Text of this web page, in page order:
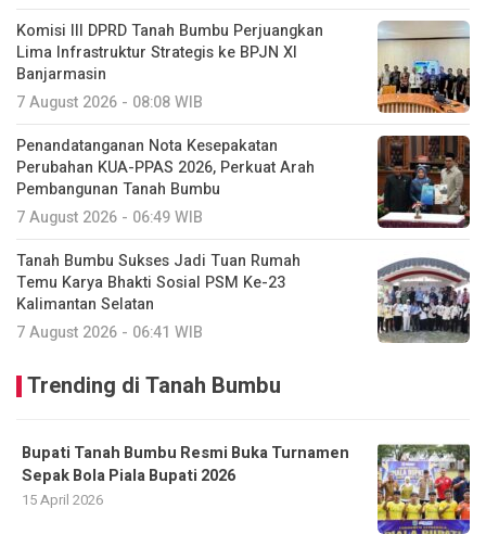
Komisi III DPRD Tanah Bumbu Perjuangkan
Lima Infrastruktur Strategis ke BPJN XI
Banjarmasin
7 August 2026 - 08:08 WIB
Penandatanganan Nota Kesepakatan
Perubahan KUA-PPAS 2026, Perkuat Arah
Pembangunan Tanah Bumbu
7 August 2026 - 06:49 WIB
Tanah Bumbu Sukses Jadi Tuan Rumah
Temu Karya Bhakti Sosial PSM Ke-23
Kalimantan Selatan
7 August 2026 - 06:41 WIB
Trending di Tanah Bumbu
Bupati Tanah Bumbu Resmi Buka Turnamen
Sepak Bola Piala Bupati 2026
15 April 2026